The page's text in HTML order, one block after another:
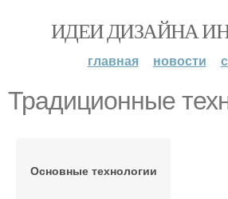
ИДЕИ ДИЗАЙНА
главная новости
Традиционные
Основные технологии